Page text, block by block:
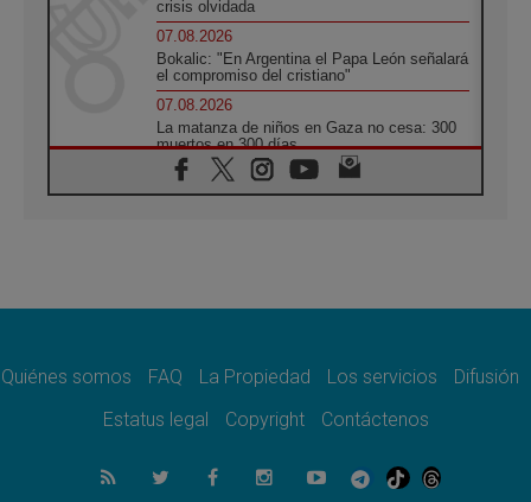
crisis olvidada
07.08.2026
Bokalic: "En Argentina el Papa León señalará
el compromiso del cristiano"
07.08.2026
La matanza de niños en Gaza no cesa: 300
muertos en 300 días
07.08.2026
Tagle: La guerra desfigura el mundo, solo la
como misión al servicio del Evangelio
SIGNIS 2026, dar voz a las religiosas en el
07.08.2026
Lanzan un proyecto de empoderamiento
Quiénes somos FAQ La Propiedad Los servicios
Difusión
Estatus legal
Copyright Contáctenos